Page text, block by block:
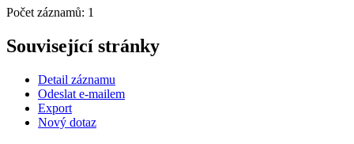
Počet záznamů: 1
Související stránky
Detail záznamu
Odeslat e-mailem
Export
Nový dotaz